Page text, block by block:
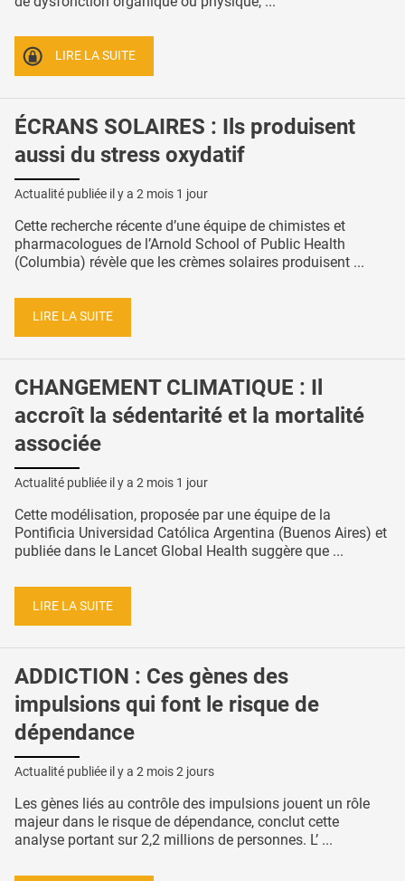
LIRE LA SUITE
ÉCRANS SOLAIRES : Ils produisent
aussi du stress oxydatif
Actualité publiée il y a 2 mois 1 jour
Cette recherche récente d’une équipe de chimistes et
pharmacologues de l’Arnold School of Public Health
(Columbia) révèle que les crèmes solaires produisent ...
LIRE LA SUITE
CHANGEMENT CLIMATIQUE : Il
accroît la sédentarité et la mortalité
associée
Actualité publiée il y a 2 mois 1 jour
Cette modélisation, proposée par une équipe de la
Pontificia Universidad Católica Argentina (Buenos Aires) et
publiée dans le Lancet Global Health suggère que ...
LIRE LA SUITE
ADDICTION : Ces gènes des
impulsions qui font le risque de
dépendance
Actualité publiée il y a 2 mois 2 jours
Les gènes liés au contrôle des impulsions jouent un rôle
majeur dans le risque de dépendance, conclut cette
analyse portant sur 2,2 millions de personnes. L’ ...